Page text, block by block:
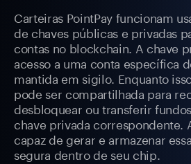
Carteiras PointPay funcionam
de chaves públicas e privadas
contas no blockchain. A chave
acesso a uma conta específica
mantida em sigilo. Enquanto
pode ser compartilhada para
desbloquear ou transferir
chave privada correspondente.
capaz de gerar e armazenar
segura dentro de seu chip.